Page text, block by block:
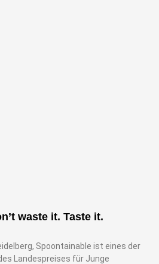
Opel GmbH
waste it. Taste it.
Spoontainable ist eines der
Landespreises für Junge